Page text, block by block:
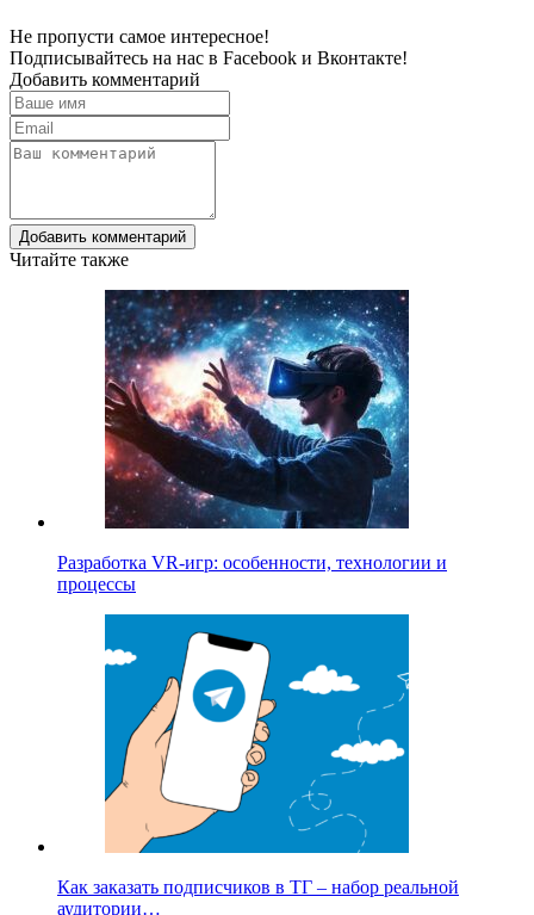
Не пропусти самое интересное!
Подписывайтесь на нас в Facebook и Вконтакте!
Добавить комментарий
Добавить комментарий
Читайте также
Разработка VR-игр: особенности, технологии и
процессы
Как заказать подписчиков в ТГ – набор реальной
аудитории…